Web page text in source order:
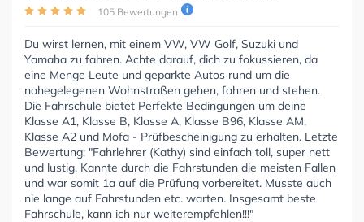
105 Bewertungen
Du wirst lernen, mit einem VW, VW Golf, Suzuki und
Yamaha zu fahren. Achte darauf, dich zu fokussieren, da
eine Menge Leute und geparkte Autos rund um die
nahegelegenen Wohnstraßen gehen, fahren und stehen.
Die Fahrschule bietet Perfekte Bedingungen um deine
Klasse A1, Klasse B, Klasse A, Klasse B96, Klasse AM,
Klasse A2 und Mofa - Prüfbescheinigung zu erhalten. Letzte
Bewertung: "Fahrlehrer (Kathy) sind einfach toll, super nett
und lustig. Kannte durch die Fahrstunden die meisten Fallen
und war somit 1a auf die Prüfung vorbereitet. Musste auch
nie lange auf Fahrstunden etc. warten. Insgesamt beste
Fahrschule, kann ich nur weiterempfehlen!!!"